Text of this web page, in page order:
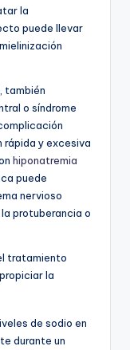
la
puede llevar
también
o síndrome
rápida y excesiva
hiponatremia
puede
nervioso
protuberancia o
tratamiento
la
de sodio en
durante un